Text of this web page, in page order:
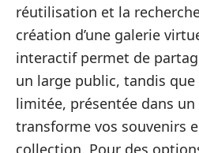
réutilisation et la
création d’une galerie
interactif permet de
un large public, tandis que
limitée, présentée dans
transforme vos souvenirs